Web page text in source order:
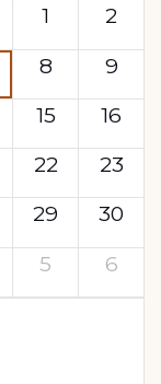
1
2
8
9
15
16
22
23
29
30
5 6